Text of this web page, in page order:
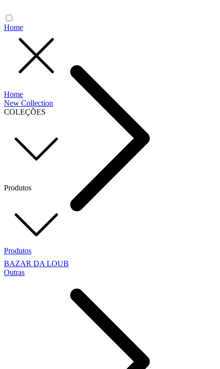
Home
New Collection
COLEÇÕES
Produtos
BAZAR DA LOUB
Outras
Home
Produtos